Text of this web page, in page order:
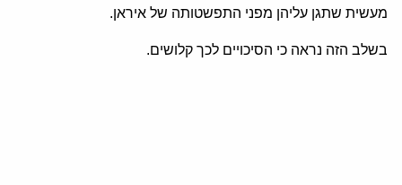
מעשית שתגן עליהן מפני התפשטותה של איראן.
בשלב הזה נראה כי הסיכויים לכך קלושים.